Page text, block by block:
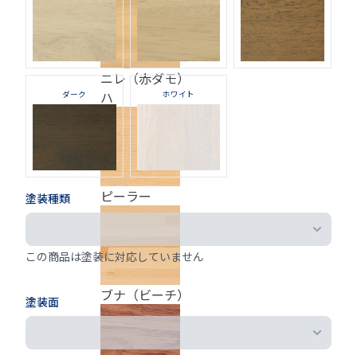
ニレ（赤ダモ）
ハ
ピーラー
ブナ（ビーチ）
ダーク ホワイト
塗装種類
この商品は塗装に対応していません
塗装面